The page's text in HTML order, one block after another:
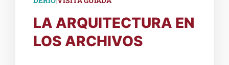
LA ARQUITECTURA EN
LOS ARCHIVOS